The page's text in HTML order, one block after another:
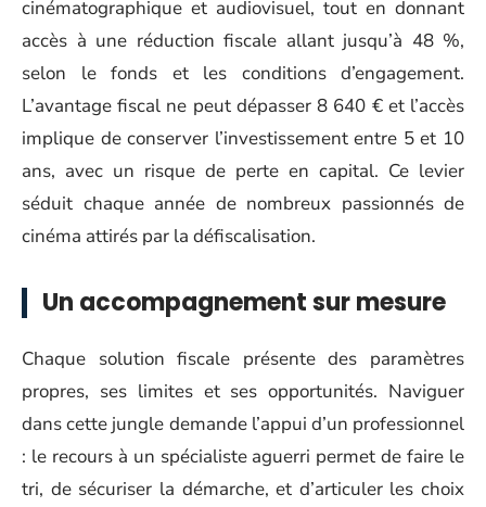
cinématographique et audiovisuel, tout en donnant
accès à une réduction fiscale allant jusqu’à 48 %,
selon le fonds et les conditions d’engagement.
L’avantage fiscal ne peut dépasser 8 640 € et l’accès
implique de conserver l’investissement entre 5 et 10
ans, avec un risque de perte en capital. Ce levier
séduit chaque année de nombreux passionnés de
cinéma attirés par la défiscalisation.
Un accompagnement sur mesure
Chaque solution fiscale présente des paramètres
propres, ses limites et ses opportunités. Naviguer
dans cette jungle demande l’appui d’un professionnel
: le recours à un spécialiste aguerri permet de faire le
tri, de sécuriser la démarche, et d’articuler les choix